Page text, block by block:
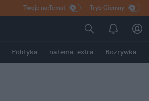
Twoje na:Temat Tryb Ciemny
Polityka naTemat extra Rozrywka